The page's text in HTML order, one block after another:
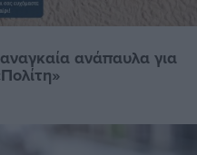
ανάπαυλα για